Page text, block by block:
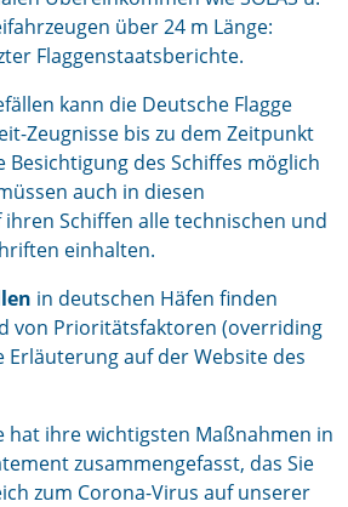
über 24 m Länge:
Flaggenstaatsberichte.
kann die Deutsche Flagge
Zeugnisse bis zu dem Zeitpunkt
Besichtigung des Schiffes möglich
auch in diesen
Schiffen alle technischen und
einhalten.
in deutschen Häfen finden
von Prioritätsfaktoren (overriding
Erläuterung auf der Website des
hat ihre wichtigsten Maßnahmen in
zusammengefasst, das Sie
zum Corona-Virus auf unserer